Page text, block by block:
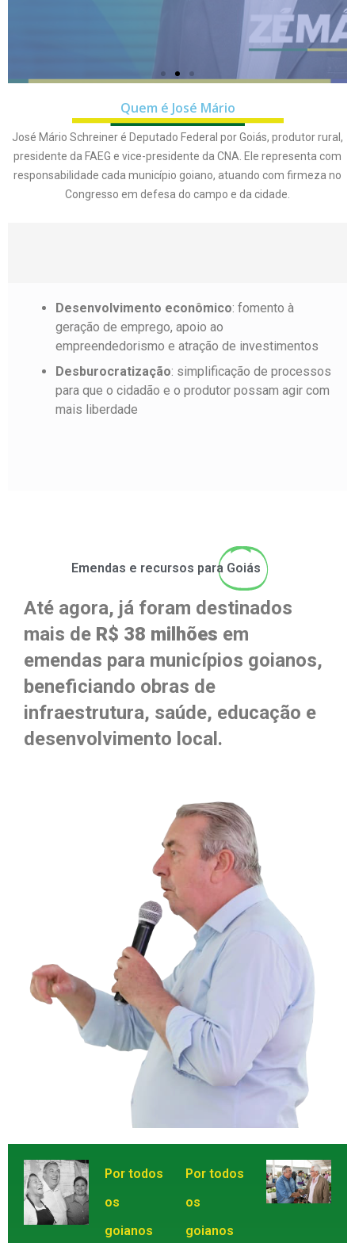
Quem é José Mário
José Mário Schreiner é Deputado Federal por Goiás, produtor rural,
presidente da FAEG e vice-presidente da CNA. Ele representa com
responsabilidade cada município goiano, atuando com firmeza no
Congresso em defesa do campo e da cidade.
Desenvolvimento econômico: fomento à
geração de emprego, apoio ao
empreendedorismo e atração de investimentos
Desburocratização: simplificação de processos
para que o cidadão e o produtor possam agir com
mais liberdade
Emendas e recursos para Goiás
Até agora, já foram destinados
mais de R$ 38 milhões em
emendas para municípios goianos,
beneficiando obras de
infraestrutura, saúde, educação e
desenvolvimento local.
Por todos
os
goianos
Por todos
os
goianos